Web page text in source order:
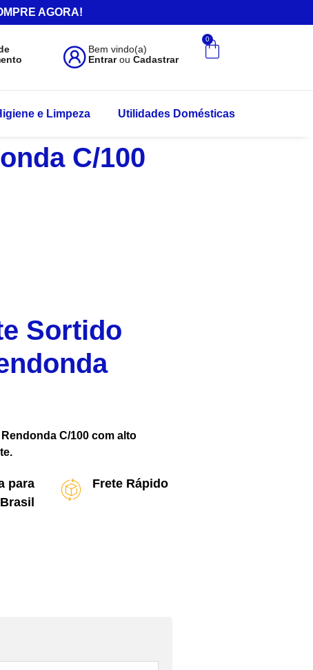
AGORA!
Bem vindo(a)
EntrarouCadastrar
0
e Limpeza Utilidades Domésticas
C/100
Sortido
C/100 com alto
para
Frete Rápido